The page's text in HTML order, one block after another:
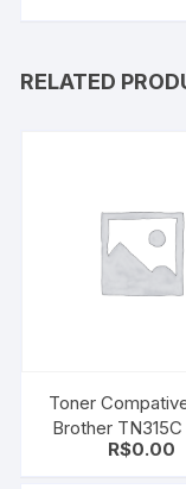
RELATED
Toner
Brother
315C Cyan HL-
R$0.00